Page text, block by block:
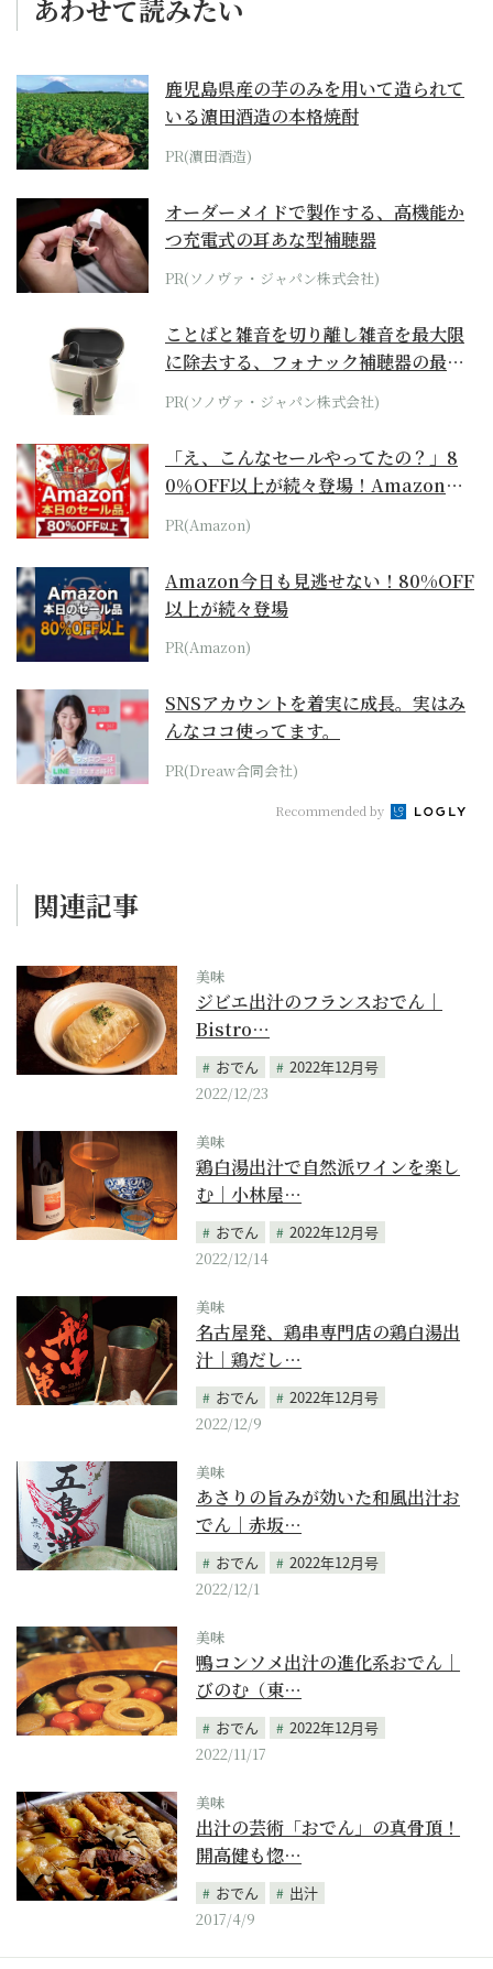
あわせて読みたい
鹿児島県産の芋のみを用いて造られて
いる濵田酒造の本格焼酎
PR(濵田酒造)
オーダーメイドで製作する、高機能か
つ充電式の耳あな型補聴器
PR(ソノヴァ・ジャパン株式会社)
ことばと雑音を切り離し雑音を最大限
に除去する、フォナック補聴器の最上
位モデル
PR(ソノヴァ・ジャパン株式会社)
「え、こんなセールやってたの？」8
0％OFF以上が続々登場！Amazonの
本気が...
PR(Amazon)
Amazon今日も見逃せない！80%OFF
以上が続々登場
PR(Amazon)
SNSアカウントを着実に成長。実はみ
んなココ使ってます。
PR(Dreaw合同会社)
Recommended by
関連記事
美味
ジビエ出汁のフランスおでん｜
Bistro…
おでん
2022年12月号
2022/12/23
美味
鶏白湯出汁で自然派ワインを楽し
む｜小林屋…
おでん
2022年12月号
2022/12/14
美味
名古屋発、鶏串専門店の鶏白湯出
汁｜鶏だし…
おでん
2022年12月号
2022/12/9
美味
あさりの旨みが効いた和風出汁お
でん｜赤坂…
おでん
2022年12月号
2022/12/1
美味
鴨コンソメ出汁の進化系おでん｜
びのむ（東…
おでん
2022年12月号
2022/11/17
美味
出汁の芸術「おでん」の真骨頂！
開高健も惚…
おでん
出汁
2017/4/9